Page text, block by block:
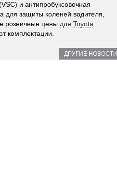
и антипробуксовочная
для защиты коленей водителя,
розничные цены для Toyota
комплектации.
ДРУГИЕ НОВОСТИ